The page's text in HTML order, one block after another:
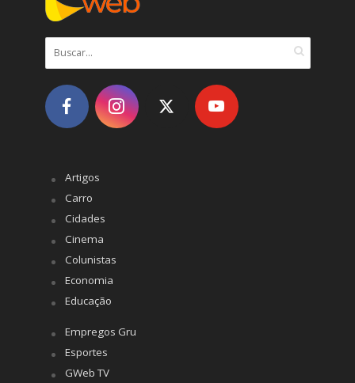
Artigos
Carro
Cidades
Cinema
Colunistas
Economia
Educação
Empregos Gru
Esportes
GWeb TV